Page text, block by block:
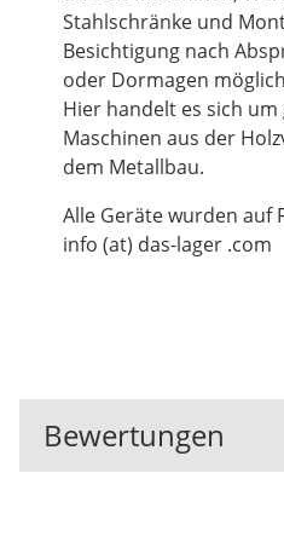
Stahlschränke und
Besichtigung nach
oder Dormagen
Hier handelt es sich
Maschinen aus der
dem Metallbau.
Alle Geräte wurden auf
info (at) das-lager .com
Bewertungen